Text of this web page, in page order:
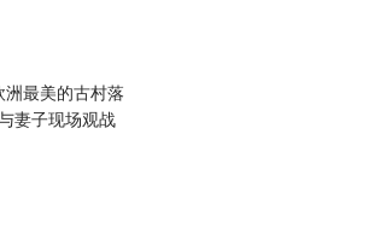
洲最美的古村落
妻子现场观战